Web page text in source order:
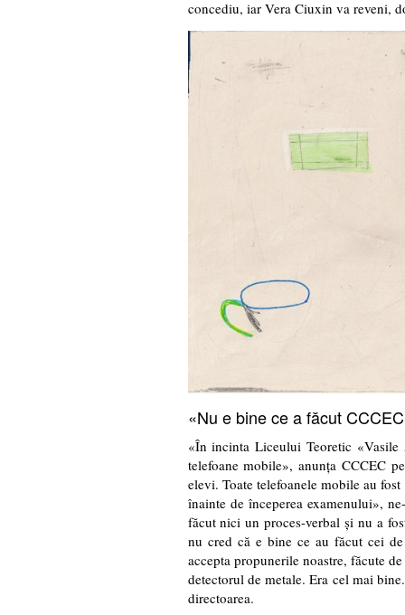
concediu, iar Vera Ciuxin va reveni,
«Nu e bine ce a făcut
«În incinta Liceului Teoretic
telefoane mobile», anunţa CCCEC
elevi. Toate telefoanele mobile au
înainte de începerea examenului»,
făcut nici un proces-verbal şi nu a
nu cred că e bine ce au făcut cei
accepta propunerile noastre, făcute
detectorul de metale. Era cel mai
directoarea.